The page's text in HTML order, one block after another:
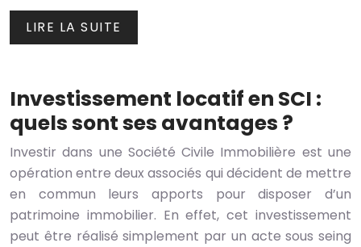
LIRE LA SUITE
Investissement locatif en SCI :
quels sont ses avantages ?
Investir dans une Société Civile Immobilière est une
opération entre deux associés qui décident de mettre
en commun leurs apports pour disposer d’un
patrimoine immobilier. En effet, cet investissement
peut être réalisé simplement par un acte sous seing